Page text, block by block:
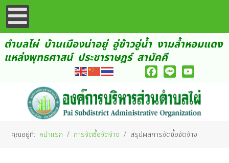
ตำบลไผ่ บ้านเมืองน่าอยู่ อู่ข้าวอู่น้ำ งามล้ำหอมแดง
แหล่งพุทธศาสน์ ประชาราษฎร์ สามัคคี
คุณอยู่ที่: หน้าแรก การจัดซื้อจัดจ้าง สรุปผลการจัดซื้อจัดจ้าง